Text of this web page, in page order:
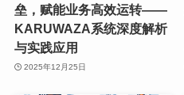
垒，赋能业务高效运转——
KARUWAZA系统深度解析
与实践应用
2025年12月25日